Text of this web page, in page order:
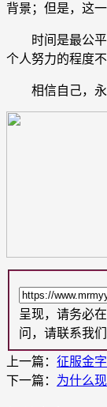
背景；但是，这
时间是最公平
个人努力的程度
相信自己，永
呈现，请务必
问，请联系我们
上一篇： 征服金
下一篇： 为什么